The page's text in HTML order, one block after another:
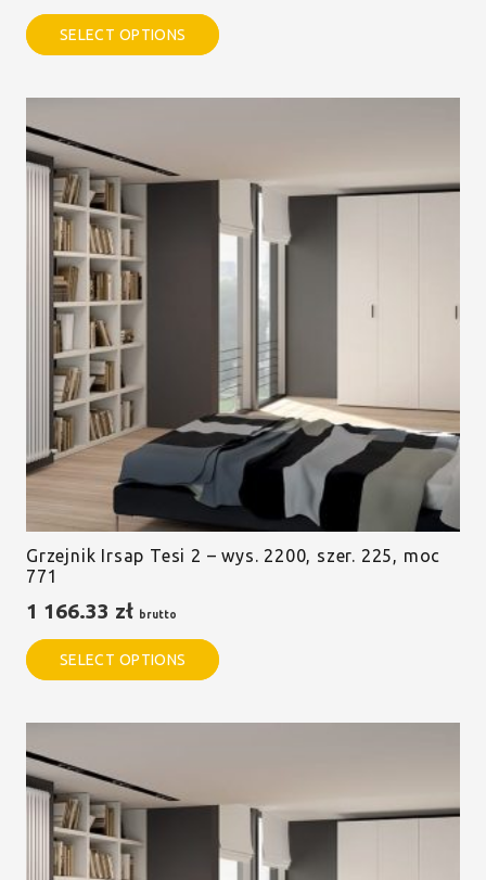
SELECT OPTIONS
Grzejnik Irsap Tesi 2 – wys. 2200, szer. 225, moc
771
1 166.33 zł brutto
SELECT OPTIONS